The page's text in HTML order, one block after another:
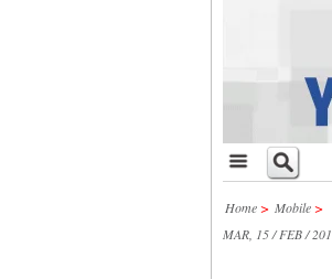
Home> Mobile>
MAR, 15 / FEB /